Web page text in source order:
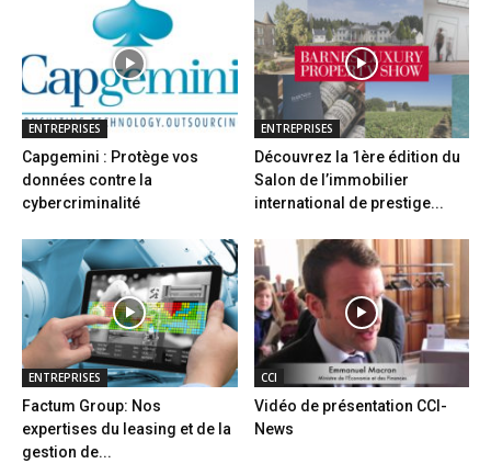
ENTREPRISES
Capgemini : Protège vos
données contre la
cybercriminalité
ENTREPRISES
Découvrez la 1ère édition du
Salon de l’immobilier
international de prestige...
ENTREPRISES
Factum Group: Nos
expertises du leasing et de la
gestion de...
CCI
Vidéo de présentation CCI-
News